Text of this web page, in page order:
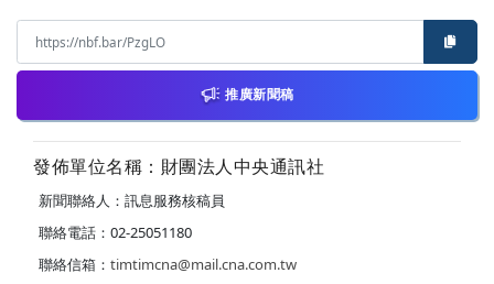
推廣新聞稿
發佈單位名稱：財團法人中央通訊社
新聞聯絡人：訊息服務核稿員
聯絡電話：02-25051180
聯絡信箱： timtimcna@mail.cna.com.tw